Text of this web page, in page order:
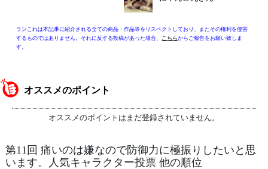
ランこれは本記事に紹介される全ての商品・作品等をリスペクトしており、またその権利を侵害
するものではありません。それに反する投稿があった場合、 こちらからご報告をお願い致しま
す。
オススメのポイント
オススメのポイントはまだ登録されていません。
第11回 痛いのは嫌なので防御力に極振りしたいと思
います。人気キャラクター投票 他の順位